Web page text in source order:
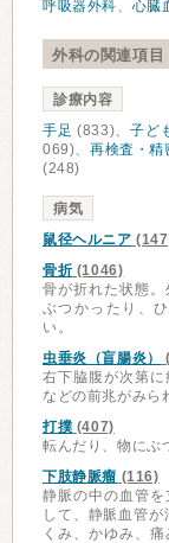
呼吸器外科、 心臓
外科の関連項目
診療内容
手足 (833)、子ど
069)、再検査・精
(248)
病気
鼠径ヘルニア
骨折(1046)
骨が折れた状態。
ぶつかったり、
い。
虫垂炎（盲腸炎）
右下脇腹が次第
などの前兆がみら
打撲 (407)
転んだり、物にぶ
下肢静脈瘤 (116)
静脈の中の血管
して、静脈血管
くみ、かゆみ、